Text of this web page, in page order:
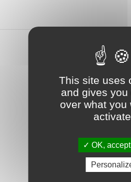
Stage /
ans, Film
Stop motion,
Raphaël
Frac propose aux jeunes
un stage de pratique
capacités créatives en
artiste ou collectif
This site uses
and gives you
over what you
activate
OK, accept